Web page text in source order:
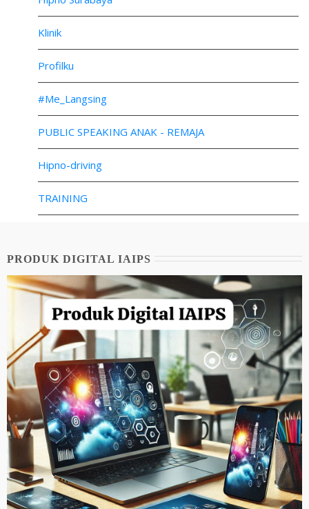
Klinik
Profilku
#Me_Langsing
PUBLIC SPEAKING ANAK - REMAJA
Hipno-driving
TRAINING
PRODUK DIGITAL IAIPS